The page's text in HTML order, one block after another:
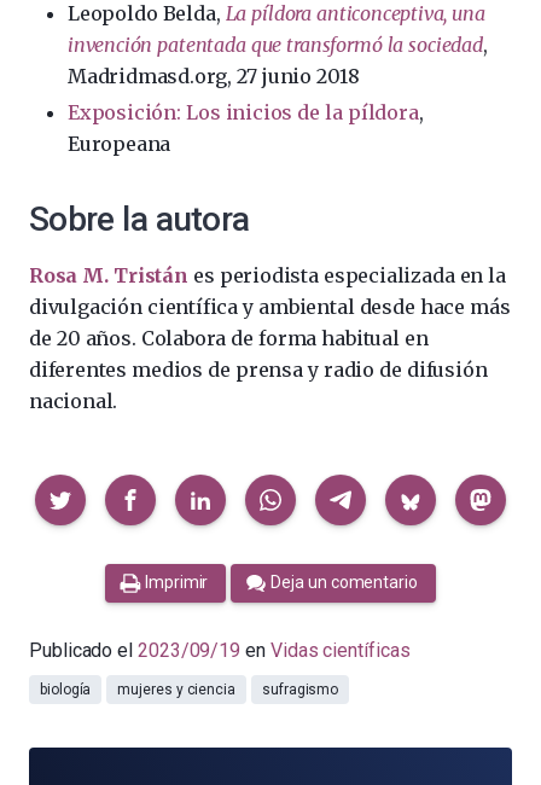
Leopoldo Belda, La píldora anticonceptiva, una
invención patentada que transformó la sociedad,
Madridmasd.org, 27 junio 2018
Exposición: Los inicios de la píldora,
Europeana
Sobre la autora
Rosa M. Tristán es periodista especializada en la
divulgación científica y ambiental desde hace más
de 20 años. Colabora de forma habitual en
diferentes medios de prensa y radio de difusión
nacional.
Compartir
Imprimir Deja un comentario
Publicado el 2023/09/19 en Vidas científicas
biología mujeres y ciencia sufragismo